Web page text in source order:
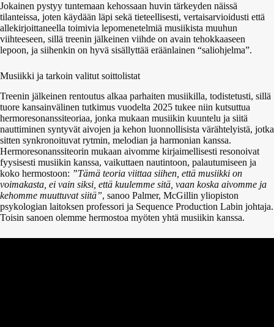
Jokainen pystyy tuntemaan kehossaan huvin tärkeyden näissä
tilanteissa, joten käydään läpi sekä tieteellisesti, vertaisarvioidusti että
allekirjoittaneella toimivia lepomenetelmiä musiikista muuhun
viihteeseen, sillä treenin jälkeinen viihde on avain tehokkaaseen
lepoon, ja siihenkin on hyvä sisällyttää eräänlainen “saliohjelma”.
Musiikki ja tarkoin valitut soittolistat
Treenin jälkeinen rentoutus alkaa parhaiten musiikilla, todistetusti, sillä
tuore kansainvälinen tutkimus vuodelta 2025 tukee niin kutsuttua
hermoresonanssiteoriaa, jonka mukaan musiikin kuuntelu ja siitä
nauttiminen syntyvät aivojen ja kehon luonnollisista värähtelyistä, jotka
sitten synkronoituvat rytmin, melodian ja harmonian kanssa.
Hermoresonanssiteorin mukaan aivomme kirjaimellisesti resonoivat
fyysisesti musiikin kanssa, vaikuttaen nautintoon, palautumiseen ja
koko hermostoon: ”Tämä teoria viittaa siihen, että musiikki on
voimakasta, ei vain siksi, että kuulemme sitä, vaan koska aivomme ja
kehomme muuttuvat siitä”, sanoo Palmer, McGillin yliopiston
psykologian laitoksen professori ja Sequence Production Labin johtaja.
Toisin sanoen olemme hermostoa myöten yhtä musiikin kanssa.